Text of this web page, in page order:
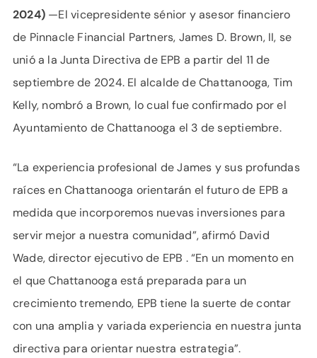
2024) —El vicepresidente sénior y asesor financiero
de Pinnacle Financial Partners, James D. Brown, II, se
unió a la Junta Directiva de EPB a partir del 11 de
septiembre de 2024. El alcalde de Chattanooga, Tim
Kelly, nombró a Brown, lo cual fue confirmado por el
Ayuntamiento de Chattanooga el 3 de septiembre.
“La experiencia profesional de James y sus profundas
raíces en Chattanooga orientarán el futuro de EPB a
medida que incorporemos nuevas inversiones para
servir mejor a nuestra comunidad”, afirmó David
Wade, director ejecutivo de EPB . “En un momento en
el que Chattanooga está preparada para un
crecimiento tremendo, EPB tiene la suerte de contar
con una amplia y variada experiencia en nuestra junta
directiva para orientar nuestra estrategia”.